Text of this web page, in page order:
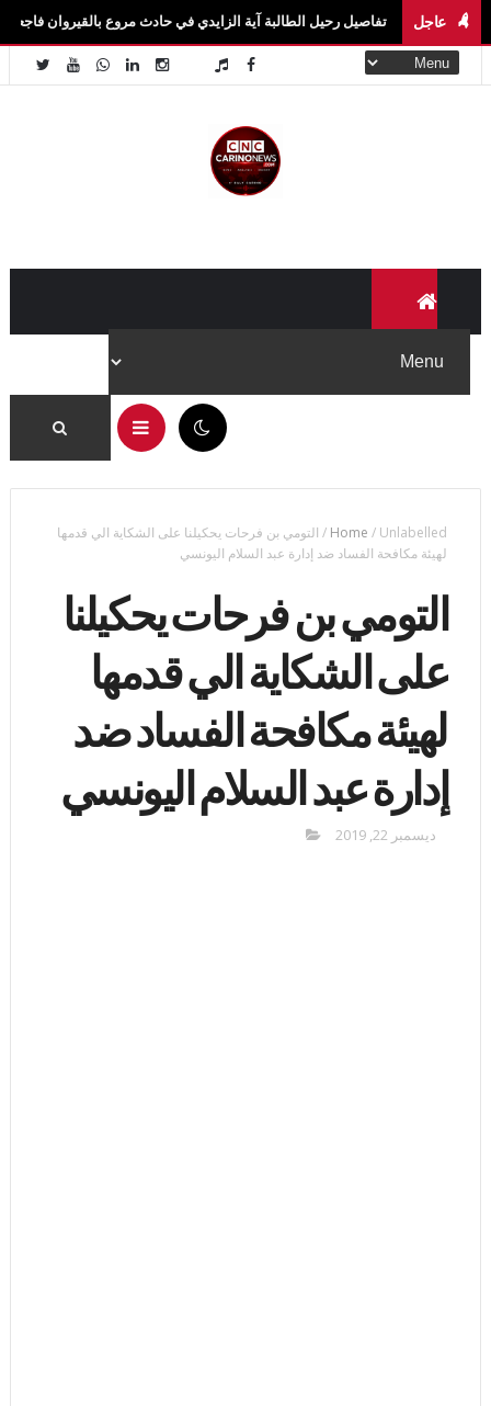
عاجل
تفاصيل رحيل الطالبة آية الزايدي في حادث مروع بالقيروان فاجعة تهزّ سيدي بوزيد..
Home / Unlabelled
/ التومي بن فرحات يحكيلنا على الشكاية الي قدمها
لهيئة مكافحة الفساد ضد إدارة عبد السلام اليونسي
التومي بن فرحات يحكيلنا
على الشكاية الي قدمها
لهيئة مكافحة الفساد ضد
إدارة عبد السلام اليونسي
ديسمبر 22, 2019